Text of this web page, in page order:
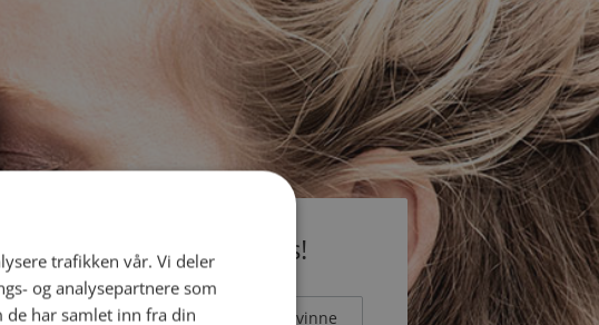
Bli medlem gratis!
Jeg er en: Mann Kvinne
trafikken vår. Vi deler
og analysepartnere som
har samlet inn fra din